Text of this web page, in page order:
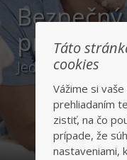
predaj/
Jednotka v
Táto
cookies
Vážime si
prehliadaním
zistiť, na čo
prípade, že
nastaveniami,